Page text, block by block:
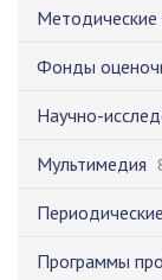
Методические
Фонды
Научно-
Мультимедия
Программы